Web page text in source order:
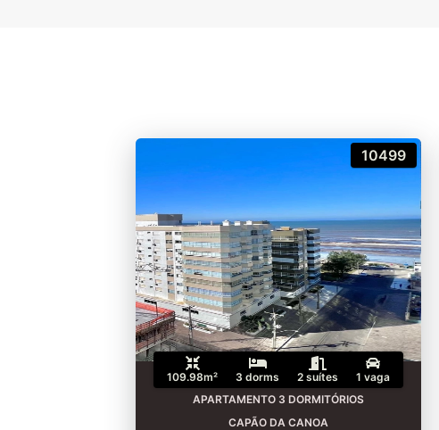
10499
109.98m² 3 dorms 2 suítes
1 vaga
APARTAMENTO 3 DORMITÓRIOS
CAPÃO DA CANOA